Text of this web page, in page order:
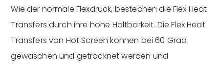
Wie der normale Flexdruck, bestechen die Flex Heat
Transfers durch ihre hohe Haltbarkeit. Die Flex Heat
Transfers von Hot Screen können bei 60 Grad
gewaschen und getrocknet werden und